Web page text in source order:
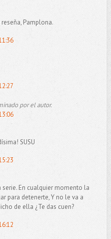
Pamplona.
por el autor.
SUSU
En cualquier momento la
para detenerte, Y no le va a
de ella ¿Te das cuen?